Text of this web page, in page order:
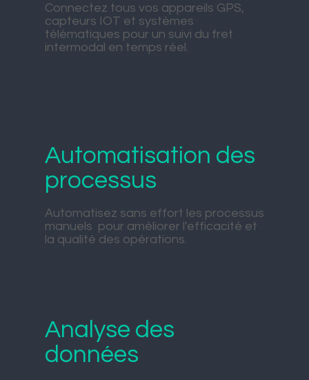
Automatisation des
processus
Automatisez sans effort les processus
manuels pour améliorer l'efficacité et
la qualité des opérations.
Analyse des
données
Connectez tous vos appareils GPS,
capteurs IOT et systèmes
télématiques pour un suivi du fret
intermodal en temps réel.